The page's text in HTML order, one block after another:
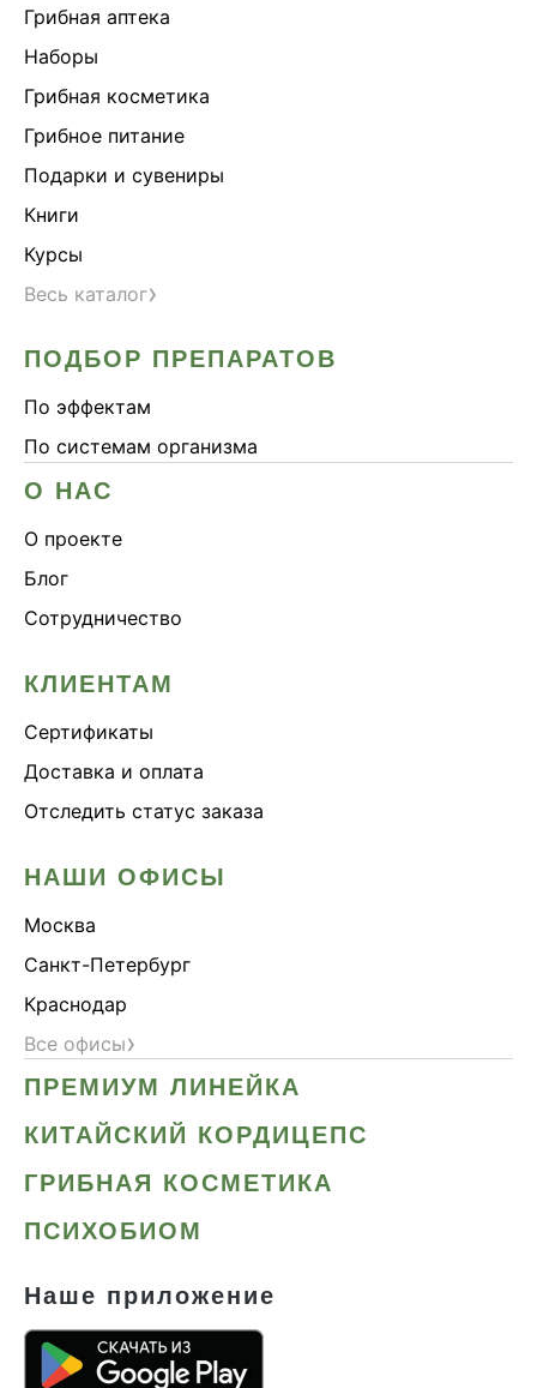
Грибная аптека
Наборы
Грибная косметика
Грибное питание
Подарки и сувениры
Книги
Курсы
Весь каталог›
ПОДБОР ПРЕПАРАТОВ
По эффектам
По системам организма
О НАС
О проекте
Блог
Сотрудничество
КЛИЕНТАМ
Сертификаты
Доставка и оплата
Отследить статус заказа
НАШИ ОФИСЫ
Москва
Санкт-Петербург
Краснодар
Все офисы›
ПРЕМИУМ ЛИНЕЙКА
КИТАЙСКИЙ КОРДИЦЕПС
ГРИБНАЯ КОСМЕТИКА
ПСИХОБИОМ
Наше приложение